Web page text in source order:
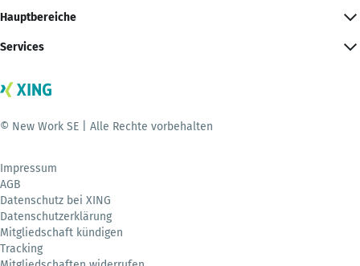
Hauptbereiche
Services
© New Work SE | Alle Rechte vorbehalten
Impressum
AGB
Datenschutz bei XING
Datenschutzerklärung
Mitgliedschaft kündigen
Tracking